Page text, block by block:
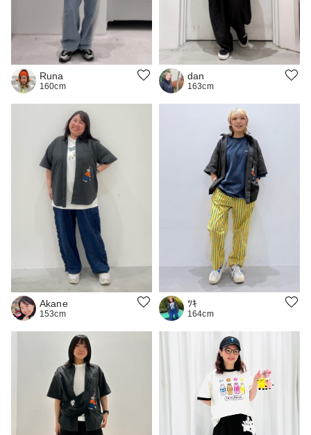
Runa
160cm
dan
163cm
Akane
153cm
ﾂｷ
164cm